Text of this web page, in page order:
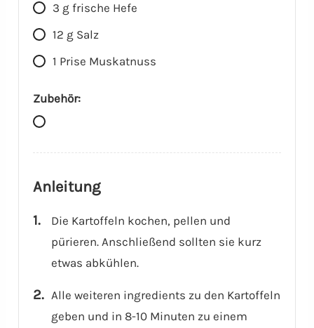
3 g frische Hefe
12 g Salz
1 Prise Muskatnuss
Zubehör:
Anleitung
Die Kartoffeln kochen, pellen und
pürieren. Anschließend sollten sie kurz
etwas abkühlen.
Alle weiteren ingredients zu den Kartoffeln
geben und in 8-10 Minuten zu einem